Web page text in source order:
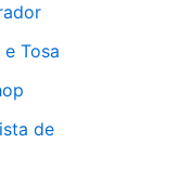
Tosa
de